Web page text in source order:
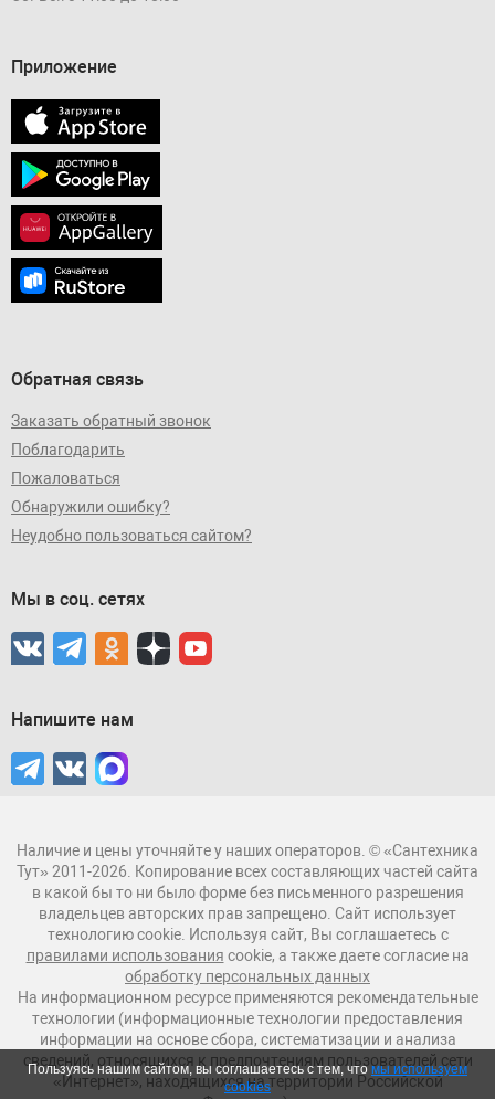
Приложение
Обратная связь
Заказать обратный звонок
Поблагодарить
Пожаловаться
Обнаружили ошибку?
Неудобно пользоваться сайтом?
Мы в соц. сетях
Напишите нам
Наличие и цены уточняйте у наших операторов. © «Сантехника
Тут» 2011-2026. Копирование всех составляющих частей сайта
в какой бы то ни было форме без письменного разрешения
владельцев авторских прав запрещено. Сайт использует
технологию cookie. Используя сайт, Вы соглашаетесь с
правилами использования cookie, а также даете согласие на
обработку персональных данных
На информационном ресурсе применяются рекомендательные
технологии (информационные технологии предоставления
информации на основе сбора, систематизации и анализа
сведений, относящихся к предпочтениям пользователей сети
«Интернет», находящихся на территории Российской
Пользуясь нашим сайтом, вы соглашаетесь с тем, чтомы используем
cookies